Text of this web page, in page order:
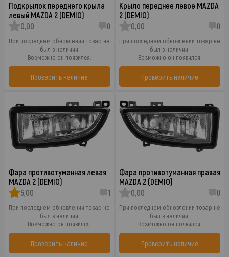
Подкрылок переднего крыла
левый MAZDA 2 (DEMIO)
0,00
0
При последнем обновлении товар не
был в наличии.
Возможно он появился.
Проверить наличие
Крыло переднее левое MAZDA
2 (DEMIO)
0,00
0
При последнем обновлении товар не
был в наличии.
Возможно он появился.
Проверить наличие
Фара противотуманная левая
MAZDA 2 (DEMIO)
5,00
1
При последнем обновлении товар не
был в наличии.
Возможно он появился.
Проверить наличие
Фара противотуманная правая
MAZDA 2 (DEMIO)
0,00
0
При последнем обновлении товар не
был в наличии.
Возможно он появился.
Проверить наличие